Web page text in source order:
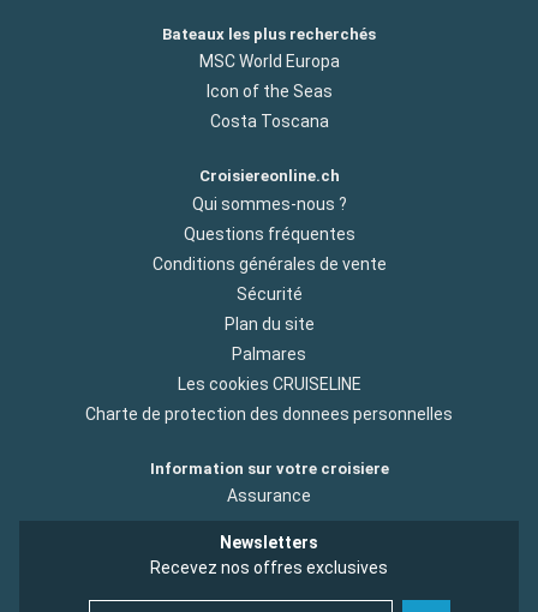
Bateaux les plus recherchés
MSC World Europa
Icon of the Seas
Costa Toscana
Croisiereonline.ch
Qui sommes-nous ?
Questions fréquentes
Conditions générales de vente
Sécurité
Plan du site
Palmares
Les cookies CRUISELINE
Charte de protection des donnees personnelles
Information sur votre croisiere
Assurance
Newsletters
Recevez nos offres exclusives